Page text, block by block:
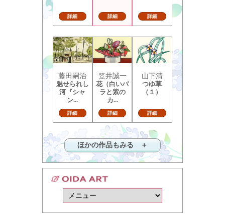
詳細 詳細 詳細
藤田嗣治
魅せられし
河『シャ
ン...
詳細
笠井誠一
花（白いバ
ラと紫の
カ...
詳細
山下清
つゆ草
（１）
詳細
ほかの作品もみる ＋